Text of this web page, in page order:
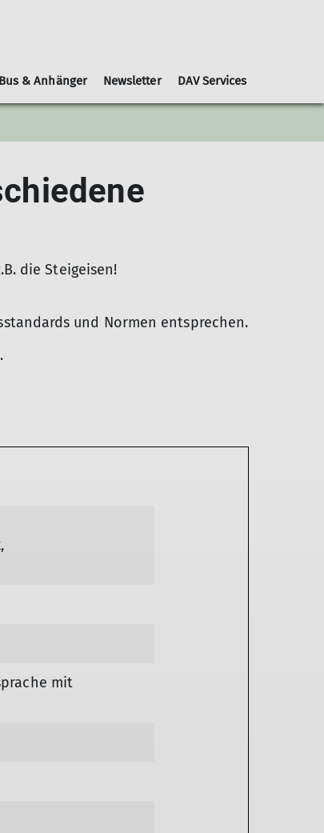
Gruppen Nachrichtenblätter
Geschäftsordnung
Schwierigkeitsbewertungen
Kooperationspartner
Bus & Anhänger Newsletter DAV Services
die Steigeisen!
und Normen entsprechen.
mit